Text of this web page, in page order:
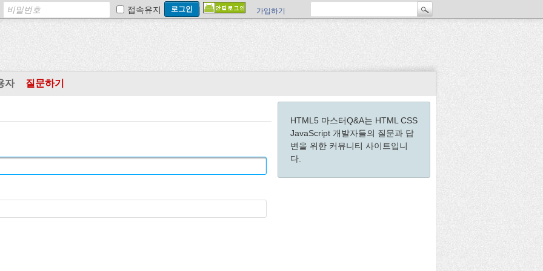
접속유지 가입하기
자 질문하기
HTML5 마스터Q&A는 HTML CSS
JavaScript 개발자들의 질문과 답
변을 위한 커뮤니티 사이트입니
다.